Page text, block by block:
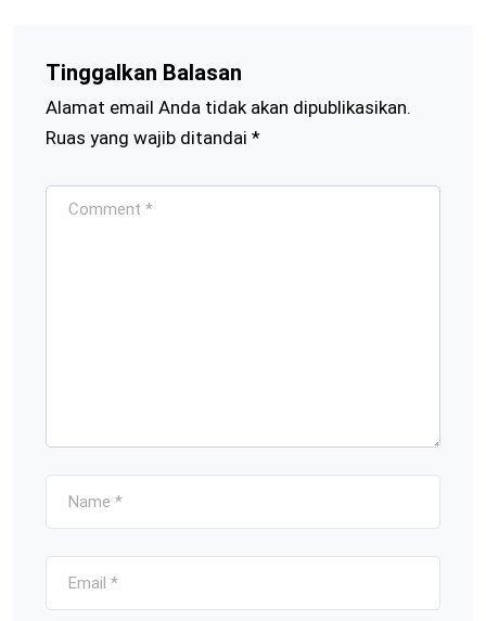
Tinggalkan Balasan
Alamat email Anda tidak akan dipublikasikan.
Ruas yang wajib ditandai *